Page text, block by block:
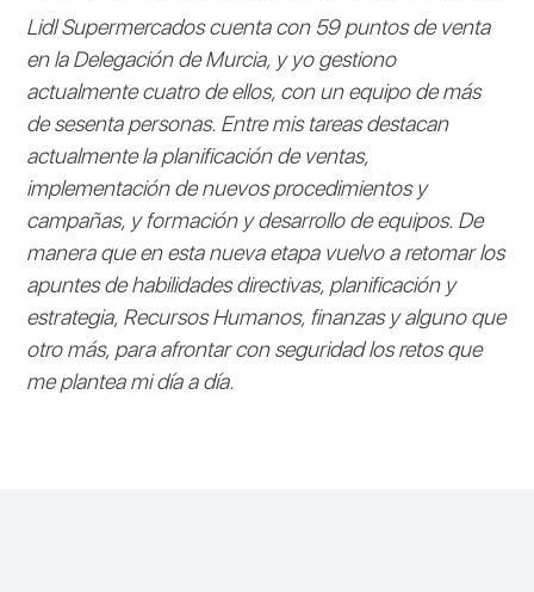
Lidl Supermercados cuenta con 59 puntos de venta
en la Delegación de Murcia, y yo gestiono
actualmente cuatro de ellos, con un equipo de más
de sesenta personas. Entre mis tareas destacan
actualmente la planificación de ventas,
implementación de nuevos procedimientos y
campañas, y formación y desarrollo de equipos. De
manera que en esta nueva etapa vuelvo a retomar los
apuntes de habilidades directivas, planificación y
estrategia, Recursos Humanos, finanzas y alguno que
otro más, para afrontar con seguridad los retos que
me plantea mi día a día.